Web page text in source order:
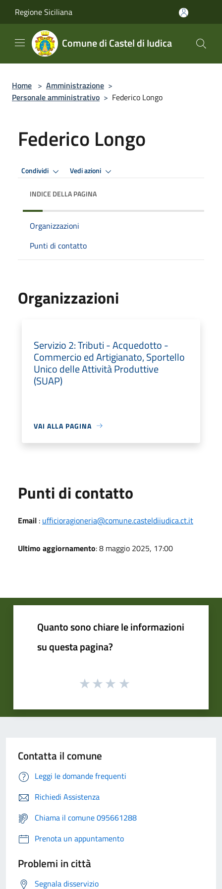
Regione Siciliana
Comune di Castel di Iudica
Home > Amministrazione >
Personale amministrativo > Federico Longo
Federico Longo
Condividi Vedi azioni
INDICE DELLA PAGINA
Organizzazioni
Punti di contatto
Organizzazioni
Servizio 2: Tributi - Acquedotto -
Commercio ed Artigianato, Sportello
Unico delle Attività Produttive
(SUAP)
VAI ALLA PAGINA
Punti di contatto
Email : ufficioragioneria@comune.casteldiiudica.ct.it
Ultimo aggiornamento: 8 maggio 2025, 17:00
Quanto sono chiare le informazioni
su questa pagina?
Contatta il comune
Leggi le domande frequenti
Richiedi Assistenza
Chiama il comune 095661288
Prenota un appuntamento
Problemi in città
Segnala disservizio